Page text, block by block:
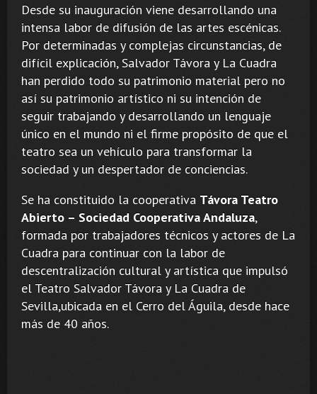
Desde su inauguración viene desarrollando una
intensa labor de difusión de las artes escénicas.
Por determinadas y complejas circunstancias, de
difícil explicación, Salvador Távora y La Cuadra
han perdido todo su patrimonio material pero no
así su patrimonio artístico ni su intención de
seguir trabajando y desarrollando un lenguaje
único en el mundo ni el firme propósito de que el
teatro sea un vehículo para transformar la
sociedad y un despertador de conciencias.
Se ha constituido la cooperativa Távora Teatro
Abierto – Sociedad Cooperativa Andaluza,
formada por trabajadores técnicos y actores de La
Cuadra para continuar con la labor de
descentralización cultural y artística que impulsó
el Teatro Salvador Távora y La Cuadra de
Sevilla,ubicada en el Cerro del Águila, desde hace
más de 40 años.